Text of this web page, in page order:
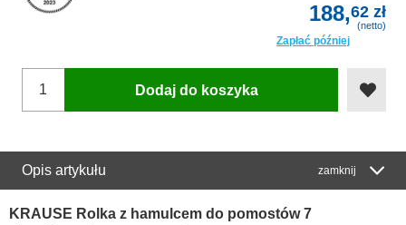
188,62 zł
(netto)
Zapłać później
Dodaj do koszyka
Opis artykułu zamknij
KRAUSE Rolka z hamulcem do pomostów 7